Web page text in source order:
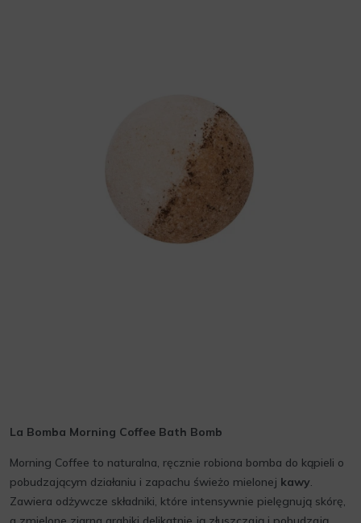
La Bomba Morning Coffee Bath Bomb
Morning Coffee to naturalna, ręcznie robiona bomba do kąpieli o
pobudzającym działaniu i zapachu świeżo mielonej kawy.
Zawiera odżywcze składniki, które intensywnie pielęgnują skórę,